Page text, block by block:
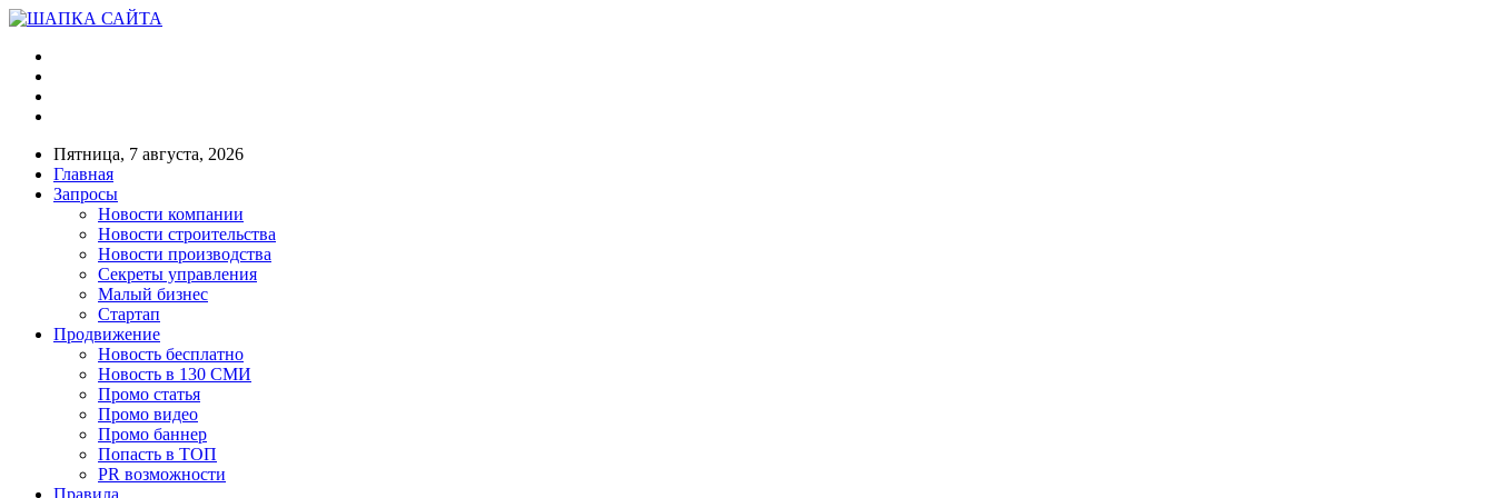
Пятница, 7 августа, 2026
Главная
Запросы
Новости компании
Новости строительства
Новости производства
Секреты управления
Малый бизнес
Стартап
Продвижение
Новость бесплатно
Новость в 130 СМИ
Промо статья
Промо видео
Промо баннер
Попасть в ТОП
PR возможности
Правила